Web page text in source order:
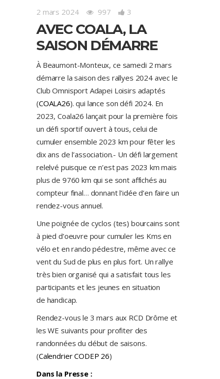
2 mars 2024 997 3
AVEC COALA, LA
SAISON DÉMARRE
À Beaumont-Monteux, ce samedi 2 mars
démarre la saison des rallyes 2024 avec le
Club Omnisport Adapei Loisirs adaptés
(COALA26). qui lance son défi 2024. En
2023, Coala26 lançait pour la première fois
un défi sportif ouvert à tous, celui de
cumuler ensemble 2023 km pour fêter les
dix ans de l’association.- Un défi largement
relelvé puisque ce n’est pas 2023 km mais
plus de 9760 km qui se sont affichés au
compteur final… donnant l’idée d’en faire un
rendez-vous annuel.
Une poignée de cyclos (tes) bourcains sont
à pied d’oeuvre pour cumuler les Kms en
vélo et en rando pédestre, même avec ce
vent du Sud de plus en plus fort. Un rallye
très bien organisé qui a satisfait tous les
participants et les jeunes en situation
de handicap.
Rendez-vous le 3 mars aux RCD Drôme et
les WE suivants pour profiter des
randonnées du début de saisons.
(Calendrier CODEP 26)
Dans la Presse :